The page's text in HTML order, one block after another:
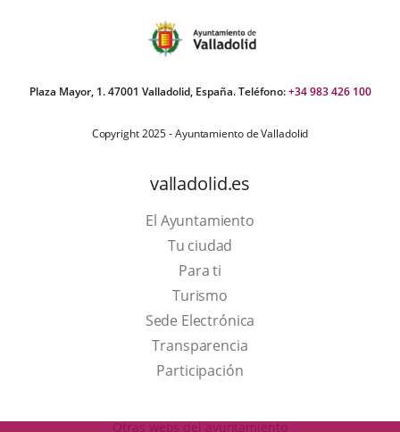
Plaza Mayor, 1. 47001 Valladolid, España. Teléfono:+34 983 426 100
Copyright 2025 - Ayuntamiento de Valladolid
valladolid.es
El Ayuntamiento
Tu ciudad
Para ti
TurismoThis
link
will
open
a
Sede Electrónica
Transparencia
Participación
Otras webs del ayuntamiento